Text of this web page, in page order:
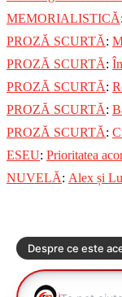
MEMORIALISTICĂ:
PROZĂ SCURTĂ:
PROZĂ SCURTĂ:
PROZĂ SCURTĂ:
PROZĂ SCURTĂ:
PROZĂ SCURTĂ:
ESEU: Prioritatea
NUVELĂ: Alex și